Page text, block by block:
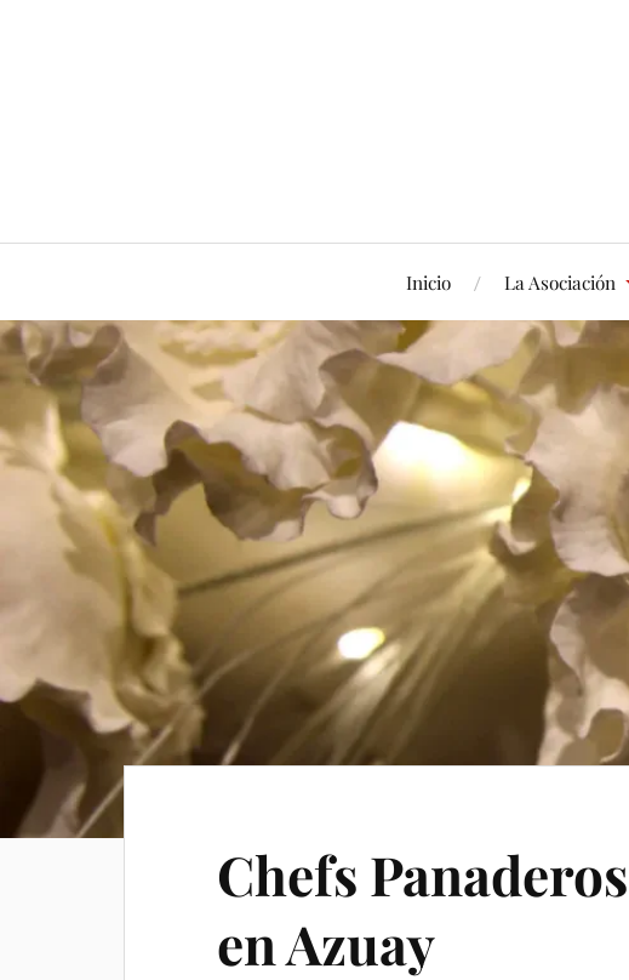
Inicio La Asociación
Chefs
en Azuay